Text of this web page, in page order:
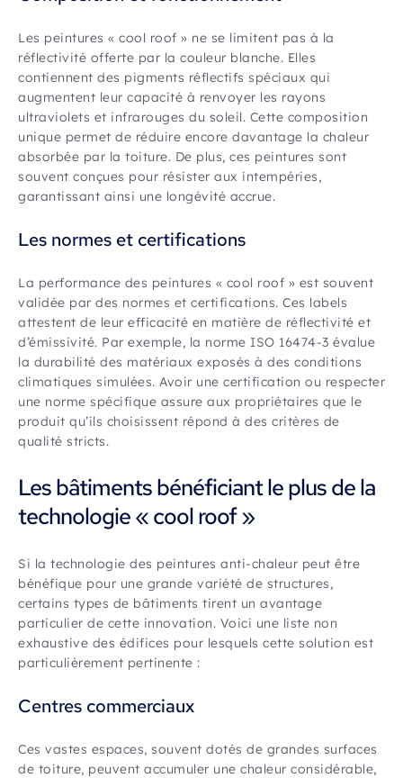
Les peintures « cool roof » ne se limitent pas à la
réflectivité offerte par la couleur blanche. Elles
contiennent des pigments réflectifs spéciaux qui
augmentent leur capacité à renvoyer les rayons
ultraviolets et infrarouges du soleil. Cette composition
unique permet de réduire encore davantage la chaleur
absorbée par la toiture. De plus, ces peintures sont
souvent conçues pour résister aux intempéries,
garantissant ainsi une longévité accrue.
Les normes et certifications
La performance des peintures « cool roof » est souvent
validée par des normes et certifications. Ces labels
attestent de leur efficacité en matière de réflectivité et
d’émissivité. Par exemple, la norme ISO 16474-3 évalue
la durabilité des matériaux exposés à des conditions
climatiques simulées. Avoir une certification ou respecter
une norme spécifique assure aux propriétaires que le
produit qu’ils choisissent répond à des critères de
qualité stricts.
Les bâtiments bénéficiant le plus de la
technologie « cool roof »
Si la technologie des peintures anti-chaleur peut être
bénéfique pour une grande variété de structures,
certains types de bâtiments tirent un avantage
particulier de cette innovation. Voici une liste non
exhaustive des édifices pour lesquels cette solution est
particulièrement pertinente :
Centres commerciaux
Ces vastes espaces, souvent dotés de grandes surfaces
de toiture, peuvent accumuler une chaleur considérable,